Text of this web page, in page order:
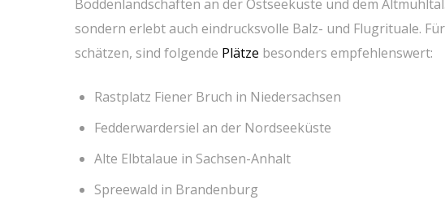
Boddenlandschaften⁣ an der Ostseeküste ⁣und dem
sondern erlebt auch eindrucksvolle Balz- und Flugrituale.‍
schätzen, sind​ folgende Plätze besonders empfehlenswert:
Rastplatz⁣ Fiener Bruch in Niedersachsen
Fedderwardersiel‍ an ⁣der ⁤Nordseeküste
Alte Elbtalaue⁣ in‍ Sachsen-Anhalt
Spreewald ‌in Brandenburg